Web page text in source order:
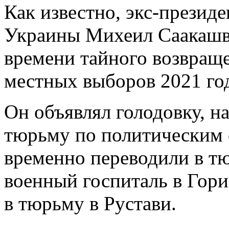
Как известно, экс-
Украины Михеил
времени тайного
местных выборов 2021
Он объявлял голодовку,
тюрьму по
временно переводили в
военный госпиталь в
в тюрьму в Рустави.